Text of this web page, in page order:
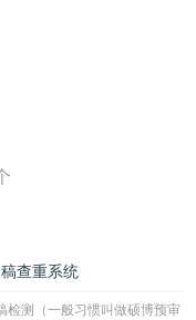
查重系统
检测（一般习惯叫做硕博预审